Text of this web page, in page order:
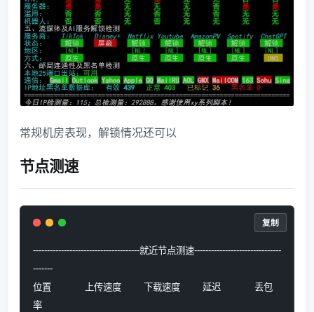
常规机房表现，解锁情况还可以
节点测速
--------------------------------------就近节点测速-------------------------------
-------
位置            上传速度        下载速度        延迟            丢包
率
复制